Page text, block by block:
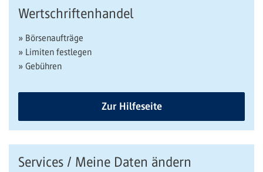
Wertschriftenhandel
» Börsenaufträge
» Limiten festlegen
» Gebühren
Zur Hilfeseite
Services / Meine Daten ändern